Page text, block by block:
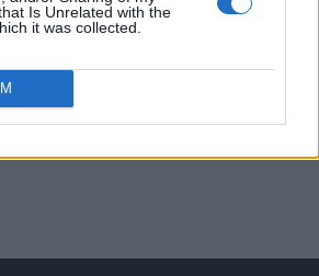
Is Unrelated with the
it was collected.
ad